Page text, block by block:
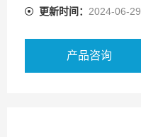
更新时间： 2024-06-29
产品咨询